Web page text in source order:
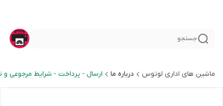
جستجو
ماشین های اداری لوتوس درباره ما ارسال - پرداخت - شرایط مرجوعی